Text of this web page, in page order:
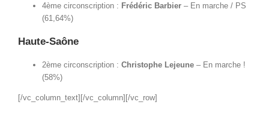
4ème circonscription : Frédéric Barbier – En marche / PS
(61,64%)
Haute-Saône
2ème circonscription : Christophe Lejeune – En marche !
(58%)
[/vc_column_text][/vc_column][/vc_row]